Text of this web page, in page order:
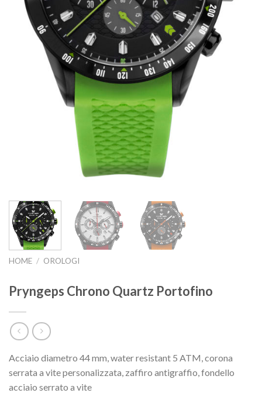
HOME / OROLOGI
Pryngeps Chrono Quartz Portofino
Acciaio diametro 44 mm, water resistant 5 ATM, corona
serrata a vite personalizzata, zaffiro antigraffio, fondello
acciaio serrato a vite